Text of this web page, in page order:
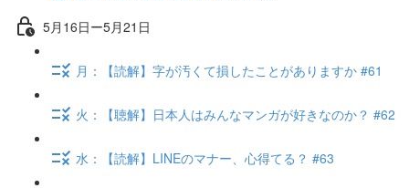
5月16日ー5月21日
月：【読解】字が汚くて損したことがありますか #61
火：【聴解】日本人はみんなマンガが好きなのか？ #62
水：【読解】LINEのマナー、心得てる？ #63